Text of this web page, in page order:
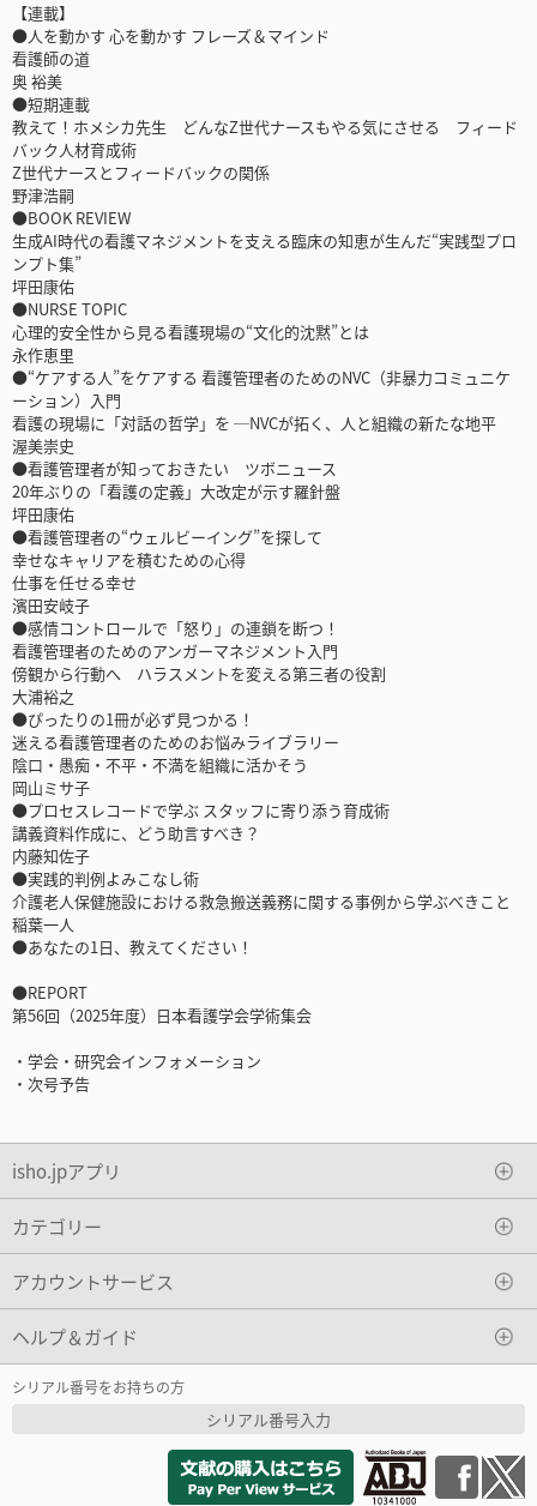
【連載】
●人を動かす 心を動かす フレーズ＆マインド
看護師の道
奥 裕美
●短期連載
教えて！ホメシカ先生 どんなZ世代ナースもやる気にさせる フィード
バック人材育成術
Z世代ナースとフィードバックの関係
野津浩嗣
●BOOK REVIEW
生成AI時代の看護マネジメントを支える臨床の知恵が生んだ“実践型プロ
ンプト集”
坪田康佑
●NURSE TOPIC
心理的安全性から見る看護現場の“文化的沈黙”とは
永作恵里
●“ケアする人”をケアする 看護管理者のためのNVC（非暴力コミュニケ
ーション）入門
看護の現場に「対話の哲学」を ─NVCが拓く、人と組織の新たな地平
渥美崇史
●看護管理者が知っておきたい ツボニュース
20年ぶりの「看護の定義」大改定が示す羅針盤
坪田康佑
●看護管理者の“ウェルビーイング”を探して
幸せなキャリアを積むための心得
仕事を任せる幸せ
濱田安岐子
●感情コントロールで「怒り」の連鎖を断つ！
看護管理者のためのアンガーマネジメント入門
傍観から行動へ ハラスメントを変える第三者の役割
大浦裕之
●ぴったりの1冊が必ず見つかる！
迷える看護管理者のためのお悩みライブラリー
陰口・愚痴・不平・不満を組織に活かそう
岡山ミサ子
●プロセスレコードで学ぶ スタッフに寄り添う育成術
講義資料作成に、どう助言すべき？
内藤知佐子
●実践的判例よみこなし術
介護老人保健施設における救急搬送義務に関する事例から学ぶべきこと
稲葉一人
●あなたの1日、教えてください！
●REPORT
第56回（2025年度）日本看護学会学術集会
・学会・研究会インフォメーション
・次号予告
isho.jpアプリ
カテゴリー
アカウントサービス
ヘルプ＆ガイド
シリアル番号をお持ちの方
シリアル番号入力